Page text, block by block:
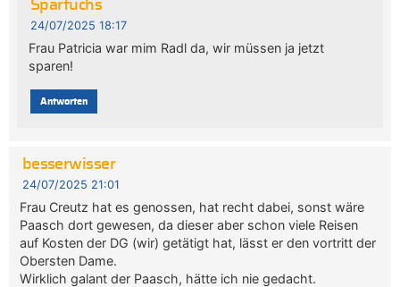
Sparfuchs
24/07/2025 18:17
Frau Patricia war mim Radl da, wir müssen ja jetzt
sparen!
Antworten
besserwisser
24/07/2025 21:01
Frau Creutz hat es genossen, hat recht dabei, sonst wäre
Paasch dort gewesen, da dieser aber schon viele Reisen
auf Kosten der DG (wir) getätigt hat, lässt er den vortritt der
Obersten Dame.
Wirklich galant der Paasch, hätte ich nie gedacht.